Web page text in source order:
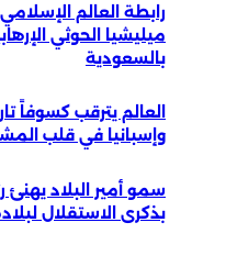
رابطة العالم
ميليشيا الحوثي
بالسعودية
العالم يترقب كسوفاً
وإسبانيا في قلب
سمو أمير البلاد
بذكرى الاستقلال